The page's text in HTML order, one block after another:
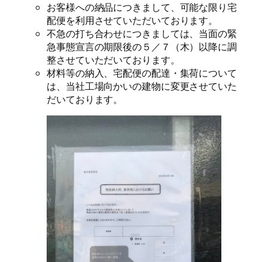
お客様への納品につきまして、可能な限り宅
配便を利用させていただいております。
不急の打ち合わせにつきましては、当面の緊
急事態宣言の期限後の５／７（木）以降に調
整させていただいております。
材料等の納入、宅配便の配達・集荷について
は、当社工場向かいの建物に変更させていた
だいております。